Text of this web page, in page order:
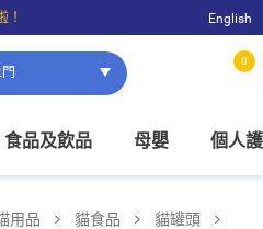
！
可免費店取。
English
0
食品及飲品 母嬰 個人
用品 貓食品
貓罐頭